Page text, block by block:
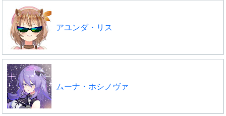
アユンダ・リス
ムーナ・ホシノヴァ